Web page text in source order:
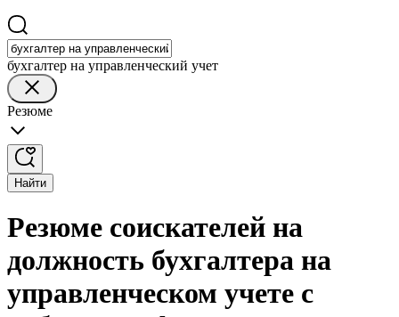
бухгалтер на управленческий учет
Резюме
Найти
Резюме соискателей на
должность бухгалтера на
управленческом учете с